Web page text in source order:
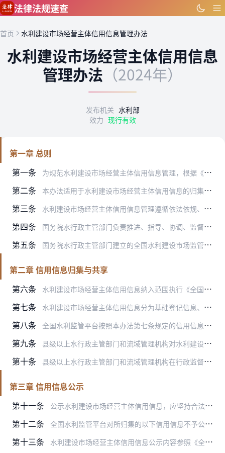
跳到主要内容
法律法规速查
首页 水利建设市场经营主体信用信息管理办法
水利建设市场经营主体信用信息
管理办法 （2024年）
发布机关 水利部
效力 现行有效
第一章 总则
第一条
为规范水利建设市场经营主体信用信息管理，根据《中共中央、国务院关于加快建设全国统一大市场的意见》、《中共中央办公厅、国务院办公厅印发〈关于推进社会信用体系建设高…
第二条 本办法适用于水利建设市场经营主体信用信息的归集、共享、公示、应用、修复及监督管理。
第三条 水利建设市场经营主体信用信息管理遵循依法依规、保护权益、公平公正、审慎适度、协同联动的原则，坚持“谁产生、谁提供、谁负责”、“谁使用、谁管理、谁负责”、“谁认定…
第四条 国务院水行政主管部门负责推进、指导、协调、监督全国水利建设市场经营主体信用信息管理工作。
第五条 国务院水行政主管部门建立的全国水利建设市场监管平台（以下简称全国水利监管平台）是全国水利建设市场经营主体信用信息归集、共享、公示、应用和修复的统一平台。
第二章 信用信息归集与共享
第六条
水利建设市场经营主体信用信息纳入范围执行《全国公共信用信息基础目录》。地方水利建设市场经营主体信用信息纳入范围还应执行地方公共信用信息补充目录。
第七条 水利建设市场经营主体信用信息分为基础登记信息、行政管理信息、运营信息、社会评价信息和其他信息。
第八条 全国水利监管平台按照本办法第七条规定的信用信息分类，通过水利建设市场经营主体填报、部门信息共享等方式，全面归集水利建设市场经营主体信用信息，不得归集涉及国家秘密…
第九条 县级以上水行政主管部门和流域管理机构对水利建设市场经营主体作出行政处罚，应自作出相关决定之日起7个工作日内在全国水利监管平台录入相关信息。
第十条 县级以上水行政主管部门和流域管理机构在行政监督检查等工作中，对水利建设市场经营主体作出约谈、情况通报、建议解除合同等处理的，自作出相关处理之日起7个工作日内在全…
第三章 信用信息公示
第十一条
公示水利建设市场经营主体信用信息，应坚持合法、客观、及时、规范、必要的原则，遵守法律、法规关于国家秘密、商业秘密和个人信息保护的有关规定，并进行必要的技术处理。
第十二条 全国水利监管平台对所归集的以下信用信息不予公示：
第十三条 水利建设市场经营主体信用信息公示内容参照《全国公共信用信息基础目录》等相关文件，主要包括水利建设市场经营主体名称、相关行为记录、记录产生和提供部门信息、记录状态…